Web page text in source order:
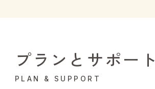
プランとサポート
PLAN & SUPPORT